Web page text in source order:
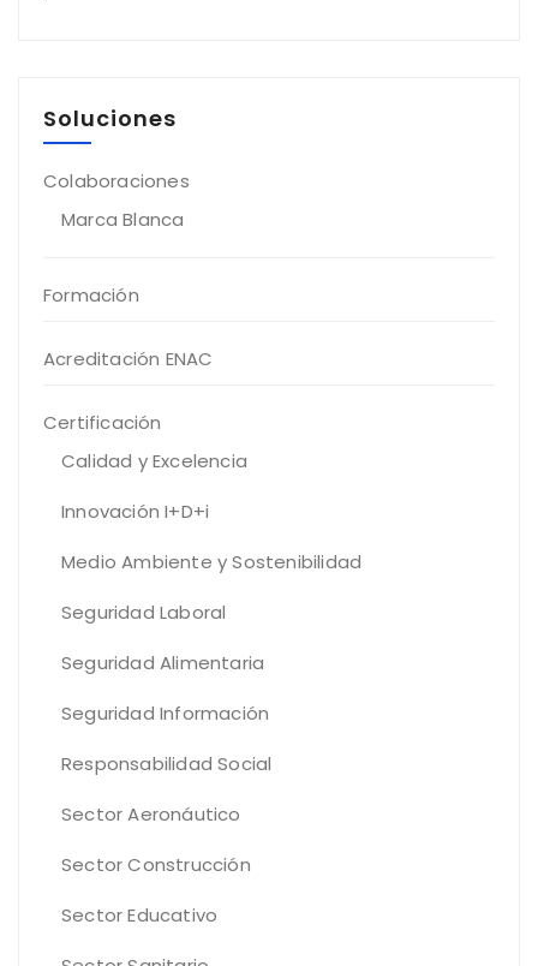
Soluciones
Colaboraciones
Marca Blanca
Formación
Acreditación ENAC
Certificación
Calidad y Excelencia
Innovación I+D+i
Medio Ambiente y Sostenibilidad
Seguridad Laboral
Seguridad Alimentaria
Seguridad Información
Responsabilidad Social
Sector Aeronáutico
Sector Construcción
Sector Educativo